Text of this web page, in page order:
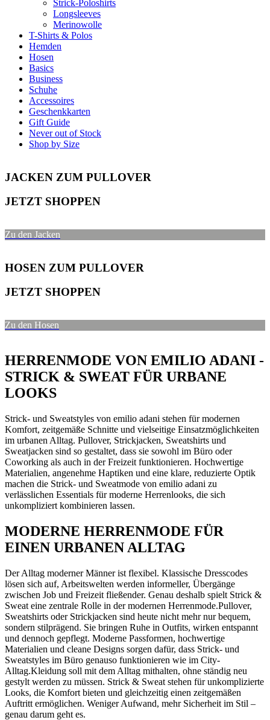
Strick-Poloshirts
Longsleeves
Merinowolle
T-Shirts & Polos
Hemden
Hosen
Basics
Business
Schuhe
Accessoires
Geschenkkarten
Gift Guide
Never out of Stock
Shop by Size
JACKEN ZUM PULLOVER
JETZT SHOPPEN
Zu den Jacken
HOSEN ZUM PULLOVER
JETZT SHOPPEN
Zu den Hosen
HERRENMODE VON EMILIO ADANI -
STRICK & SWEAT FÜR URBANE
LOOKS
Strick- und Sweatstyles von emilio adani stehen für modernen
Komfort, zeitgemäße Schnitte und vielseitige Einsatzmöglichkeiten
im urbanen Alltag. Pullover, Strickjacken, Sweatshirts und
Sweatjacken sind so gestaltet, dass sie sowohl im Büro oder
Coworking als auch in der Freizeit funktionieren. Hochwertige
Materialien, angenehme Haptiken und eine klare, reduzierte Optik
machen die Strick- und Sweatmode von emilio adani zu
verlässlichen Essentials für moderne Herrenlooks, die sich
unkompliziert kombinieren lassen.
MODERNE HERRENMODE FÜR
EINEN URBANEN ALLTAG
Der Alltag moderner Männer ist flexibel. Klassische Dresscodes
lösen sich auf, Arbeitswelten werden informeller, Übergänge
zwischen Job und Freizeit fließender. Genau deshalb spielt Strick &
Sweat eine zentrale Rolle in der modernen Herrenmode.Pullover,
Sweatshirts oder Strickjacken sind heute nicht mehr nur bequem,
sondern stilprägend. Sie bringen Ruhe in Outfits, wirken entspannt
und dennoch gepflegt. Moderne Passformen, hochwertige
Materialien und cleane Designs sorgen dafür, dass Strick- und
Sweatstyles im Büro genauso funktionieren wie im City-
Alltag.Kleidung soll mit dem Alltag mithalten, ohne ständig neu
gestylt werden zu müssen. Strick & Sweat stehen für unkomplizierte
Looks, die Komfort bieten und gleichzeitig einen zeitgemäßen
Auftritt ermöglichen. Weniger Aufwand, mehr Sicherheit im Stil –
genau darum geht es.